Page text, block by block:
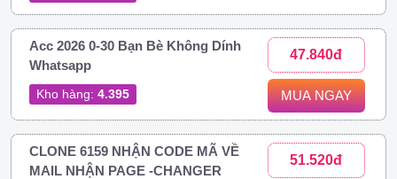
Acc 2026 0-30 Bạn Bè Không Dính
Whatsapp
Kho hàng: 4.395
47.840đ
MUA NGAY
CLONE 6159 NHẬN CODE MÃ VỀ
MAIL NHẬN PAGE -CHANGER
51.520đ